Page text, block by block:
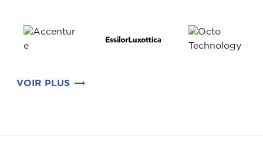
VOIR PLUS